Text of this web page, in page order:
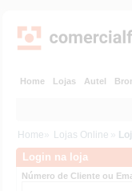
Home Lojas Autel
Home » Lojas Online »
Login na loja
Número de Cliente ou